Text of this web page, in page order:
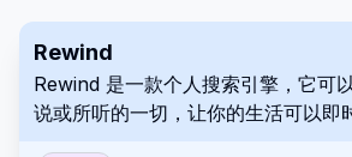
Rewind
Rewind 是一款个人搜索引擎，它可
说或所听的一切，让你的生活可以即